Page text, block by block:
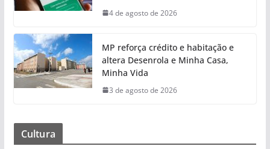
4 de agosto de 2026
MP reforça crédito e habitação e
altera Desenrola e Minha Casa,
Minha Vida
3 de agosto de 2026
Cultura